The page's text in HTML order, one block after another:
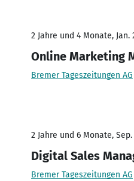
2 Jahre und 4 Monate, Jan.
Online Marketing
Bremer Tageszeitungen AG
2 Jahre und 6 Monate, Sep.
Digital Sales
Bremer Tageszeitungen AG